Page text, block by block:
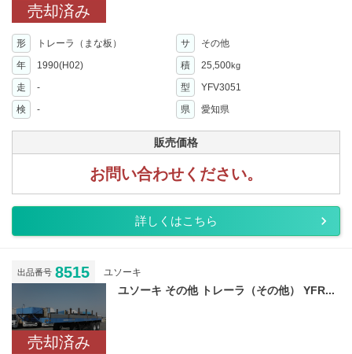
売却済み
形 トレーラ（まな板） サ
その他
年
1990(H02) 積 25,500kg
走 - 型
YFV3051
検
- 県 愛知県
販売価格
お問い合わせください。
詳しくはこちら
出品番号 8515 ユソーキ
売却済み
ユソーキ その他 トレーラ（その他） YFR...